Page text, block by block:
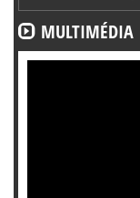
MULTIMÉDIA